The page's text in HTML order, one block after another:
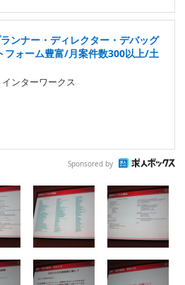
ンナー・ディレクター・デバッグ
フォーム豊富/月案件数300以上/土
ンターワークス
Sponsored by